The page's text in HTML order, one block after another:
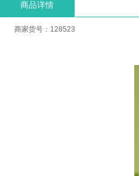
商品详情
商家货号：128523